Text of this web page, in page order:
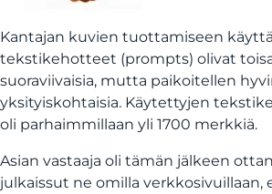
Kantajan kuvien tuottamiseen
tekstikehotteet (prompts) olivat
suoraviivaisia, mutta paikoitellen
yksityiskohtaisia. Käytettyjen
oli parhaimmillaan yli 1700 merkkiä.
Asian vastaaja oli tämän jälkeen
julkaissut ne omilla